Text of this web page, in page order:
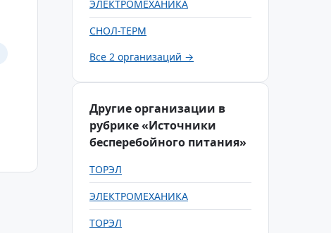
ЭЛЕКТРОМЕХАНИКА
СНОЛ-ТЕРМ
Все 2 организаций →
Другие организации в
рубрике «Источники
бесперебойного питания»
ТОРЭЛ
ЭЛЕКТРОМЕХАНИКА
ТОРЭЛ